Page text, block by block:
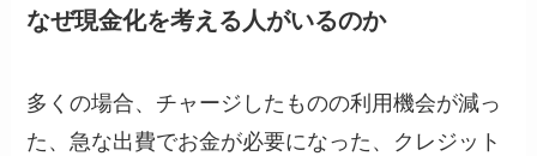
なぜ現金化を考える人がいるのか
多くの場合、チャージしたものの利用機会が減っ
た、急な出費でお金が必要になった、クレジット